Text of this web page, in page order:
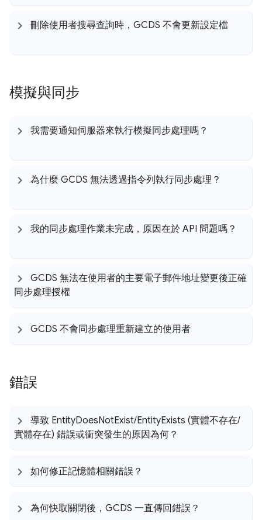
刪除使用者搜尋查詢時，GCDS 不會更新設定檔
模擬與同步
我需要通知伺服器來執行模擬同步處理嗎？
為什麼 GCDS 無法透過指令列執行同步處理？
我的同步處理作業未完成，原因在於 API 問題嗎？
GCDS 無法在使用者的主要電子郵件地址變更後正確
同步處理授權
GCDS 不會同步處理重新建立的使用者
錯誤
導致 EntityDoesNotExist/EntityExists (實體不存在/
實體存在) 錯誤或衝突發生的原因為何？
如何修正記憶體相關錯誤？
為何快取關閉後，GCDS 一直傳回錯誤？